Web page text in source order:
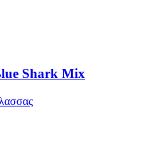
Shark Mix